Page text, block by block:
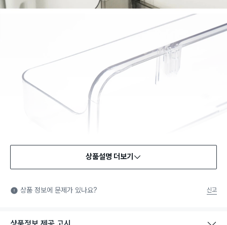
상품설명 더보기
상품 정보에 문제가 있나요? 신고